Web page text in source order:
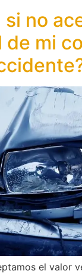
si no
de mi
el valor